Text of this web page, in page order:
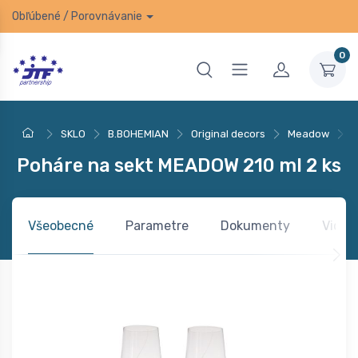
Obľúbené / Porovnávanie
0
SKLO B.BOHEMIAN Original decors Meadow
Poháre na sekt MEADOW 210 ml 2 ks
Všeobecné Parametre Dokumenty Video